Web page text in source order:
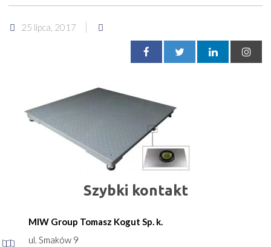
25 lipca, 2017
Szybki kontakt
MIW Group Tomasz Kogut Sp. k.
ul. Smaków 9